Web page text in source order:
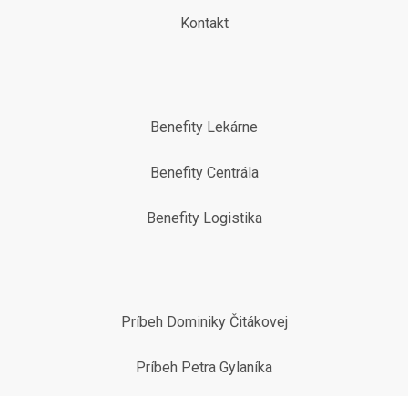
Kontakt
Benefity Lekárne
Benefity Centrála
Benefity Logistika
Príbeh Dominiky Čitákovej
Príbeh Petra Gylaníka